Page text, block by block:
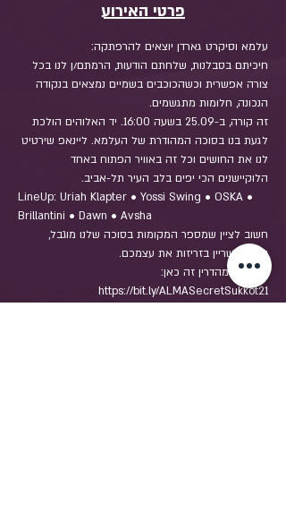
פרטי האירוע
עלמא וסיקרט גארדן יוצאים להרפתקה:
חיכיתם בסבלנות, שלחתם הודעות, הרמתם/ן לנו בכל
צורה אפשרית וכשהכוכבים בשמיים נמצאים בנקודה
הנכונה, חלומות מתגשמים.
זה קורה, ב-25.09 בשעה 16:00. יד האלוהים הולכת
לגעת בנו בסוכה המהודרת של העלמא. ליינאפ שירטיט
לנו את החושים וכל זה באוויר הפתוח באחד
הלוקיישנים הכי יפים בלב העיר תל-אביב.
LineUp: Uriah Klapter • Yossi Swing • OSKA •
Brillantini • Dawn • Avsha
חשוב לציין שמספר המקומות בסוכה שלנו מוגבל,
וכדאי לשריין בזריזות את עצמכם.
פרטים למהדרין זה כאן:
https://bit.ly/ALMASecretSukkot21